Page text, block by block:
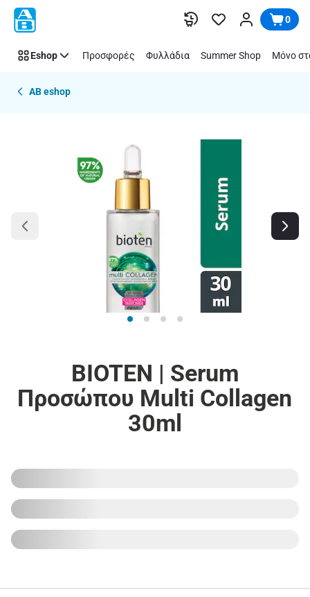
Παράλειψη 0
Eshop Προσφορές Φυλλάδια Summer Shop Μόνο
AB eshop
BIOTEN | Serum
Προσώπου Multi Collagen
30ml